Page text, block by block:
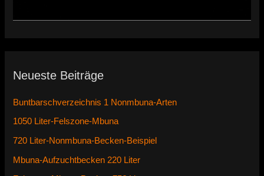
Neueste Beiträge
Buntbarschverzeichnis 1 Nonmbuna-Arten
1050 Liter-Felszone-Mbuna
720 Liter-Nonmbuna-Becken-Beispiel
Mbuna-Aufzuchtbecken 220 Liter